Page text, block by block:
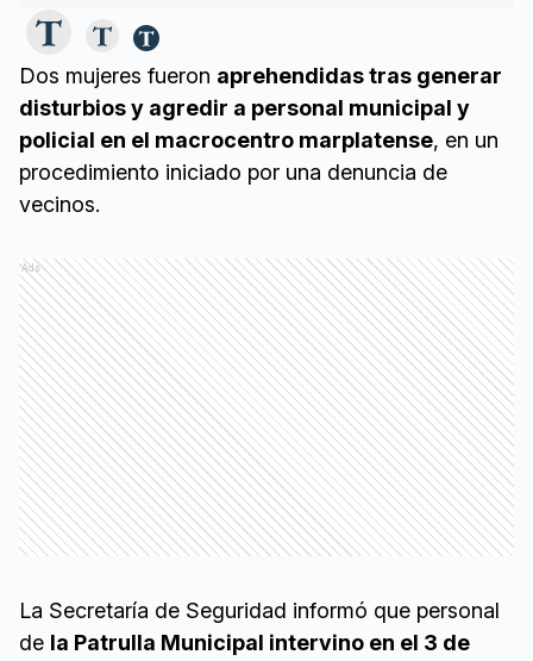
Dos mujeres fueron aprehendidas tras generar
disturbios y agredir a personal municipal y
policial en el macrocentro marplatense, en un
procedimiento iniciado por una denuncia de
vecinos.
Ads
La Secretaría de Seguridad informó que personal
de la Patrulla Municipal intervino en el 3 de